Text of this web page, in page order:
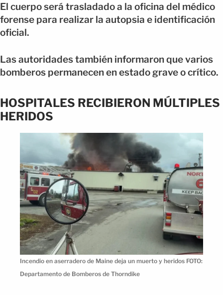
El cuerpo será trasladado a la oficina del médico
forense para realizar la autopsia e identificación
oficial.
Las autoridades también informaron que varios
bomberos permanecen en estado grave o crítico.
HOSPITALES RECIBIERON MÚLTIPLES
HERIDOS
Incendio en aserradero de Maine deja un muerto y heridos FOTO:
Departamento de Bomberos de Thorndike